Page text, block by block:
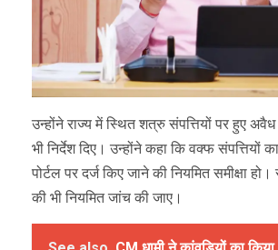
उन्होंने राज्य में स्थित शत्रु संपत्तियों पर हुए
भी निर्देश दिए। उन्होंने कहा कि वक्फ संपत्तियों का
पोर्टल पर दर्ज किए जाने की नियमित समीक्षा
की भी नियमित जांच की जाए।